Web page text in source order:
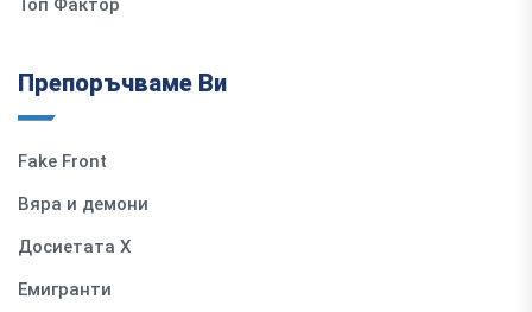
Топ Фактор
Препоръчваме Ви
Fake Front
Вяра и демони
Досиетата Х
Емигранти